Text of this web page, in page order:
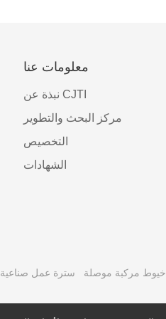
معلومات عنا
نبذة عن CJTI
مركز البحث والتطوير
التخصيص
الشهادات
خيوط مركبة موصلة سترة عمل صناعية